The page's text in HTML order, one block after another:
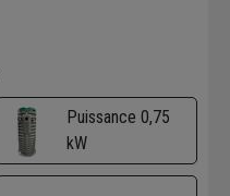
Puissance 0,75
kW